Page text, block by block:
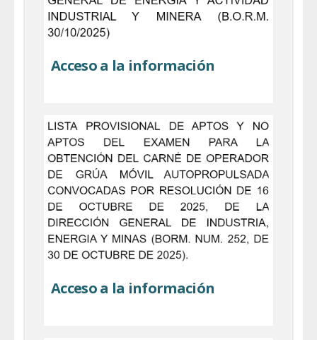
Acceso a la información
Acceso a la información